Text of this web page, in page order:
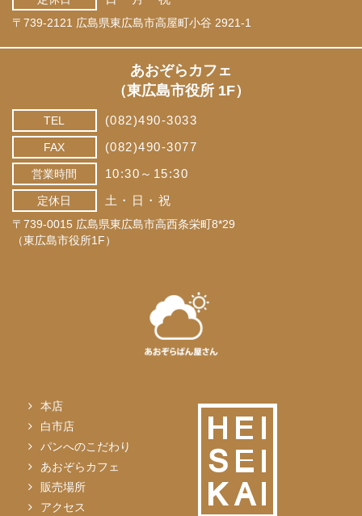
〒739-2121 広島県東広島市高屋町小谷 2921-1
あおぞらカフェ
（東広島市役所 1F）
TEL (082)490-3033
FAX (082)490-3077
営業時間 10:30～15:30
定休日 土・日・祝
〒739-0015 広島県東広島市高西条栄町8*29
（東広島市役所1F）
本店
白市店
パンへのこだわり
あおぞらカフェ
販売場所
アクセス